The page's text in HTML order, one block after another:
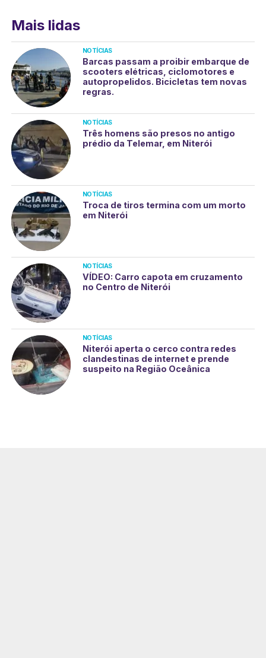
Mais lidas
NOTÍCIAS
Barcas passam a proibir embarque de
scooters elétricas, ciclomotores e
autopropelidos. Bicicletas tem novas
regras.
NOTÍCIAS
Três homens são presos no antigo
prédio da Telemar, em Niterói
NOTÍCIAS
Troca de tiros termina com um morto
em Niterói
NOTÍCIAS
VÍDEO: Carro capota em cruzamento
no Centro de Niterói
NOTÍCIAS
Niterói aperta o cerco contra redes
clandestinas de internet e prende
suspeito na Região Oceânica